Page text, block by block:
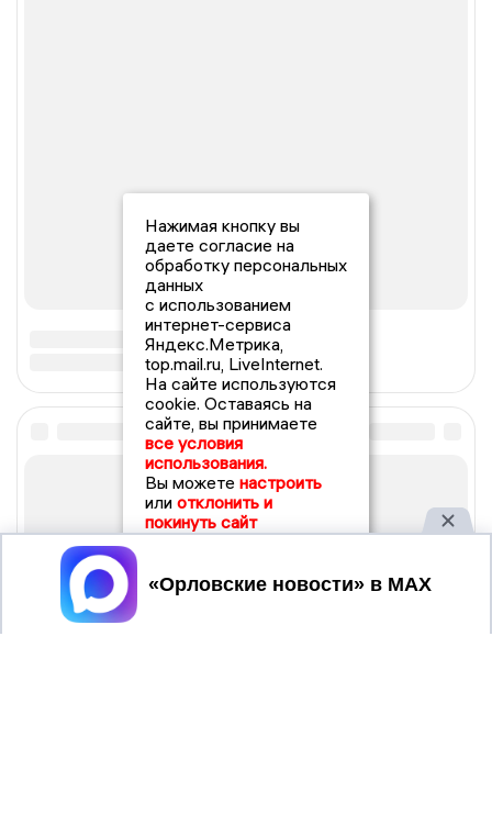
Нажимая кнопку вы
даете согласие на
обработку персональных
данных
с использованием
интернет-сервиса
Яндекс.Метрика,
top.mail.ru, LiveInternet.
На сайте используются
cookie. Оставаясь на
сайте, вы принимаете
все условия
использования.
Вы можете настроить
или отклонить и
покинуть сайт
Принять